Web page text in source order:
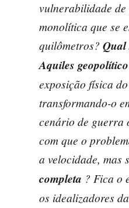
vulnerabilidade
monolítica que se
quilômetros?Qual
Aquiles
exposição física
transformando-o
cenário de guerra
com que o
a velocidade, mas
completa ? Fica o
os idealizadores